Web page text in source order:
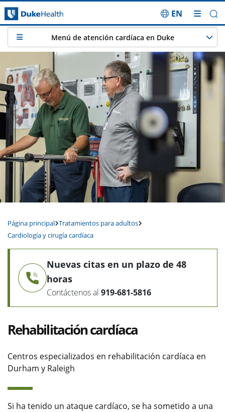
Saltar navegación
EN
Página principal Tratamientos para adultos
Cardiología y cirugía cardíaca
Menú de atención cardíaca en Duke
Nuevas citas en un plazo de 48
horas
Contáctenos al 919-681-5816
Rehabilitación cardíaca
Centros especializados en rehabilitación cardíaca en
Durham y Raleigh
Si ha tenido un ataque cardíaco, se ha sometido a una